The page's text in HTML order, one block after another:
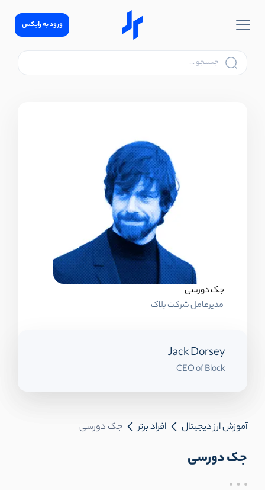
ورود به رابکس
جک دورسی
مدیرعامل شرکت بلاک
Jack Dorsey
CEO of Block
آموزش ارز دیجیتال افراد برتر جک دورسی
جک دورسی